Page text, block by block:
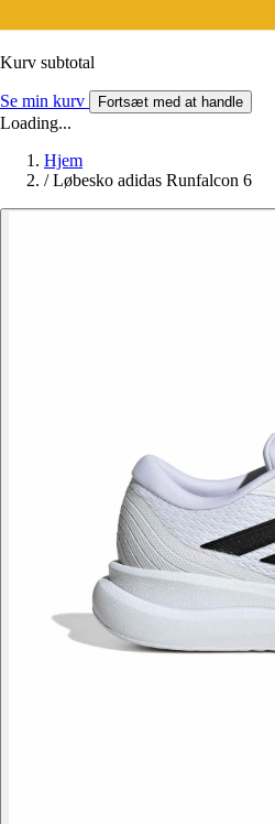
Kurv subtotal
Se min kurv Fortsæt med at handle
Loading...
Hjem
/ Løbesko adidas Runfalcon 6